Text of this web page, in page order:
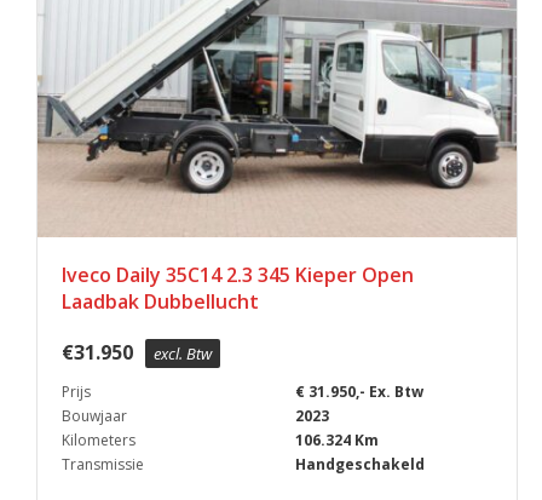
Iveco Daily 35C14 2.3 345 Kieper Open
Laadbak Dubbellucht
€31.950 excl. Btw
Prijs
€ 31.950,- Ex. Btw
Bouwjaar
2023
Kilometers
106.324 Km
Transmissie
Handgeschakeld